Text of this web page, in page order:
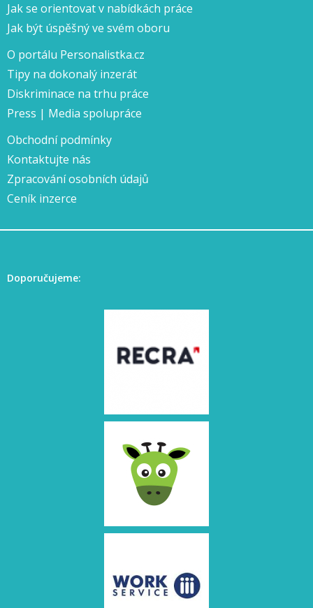
Jak se orientovat v nabídkách práce
Jak být úspěšný ve svém oboru
O portálu Personalistka.cz
Tipy na dokonalý inzerát
Diskriminace na trhu práce
Press | Media spolupráce
Obchodní podmínky
Kontaktujte nás
Zpracování osobních údajů
Ceník inzerce
Doporučujeme: